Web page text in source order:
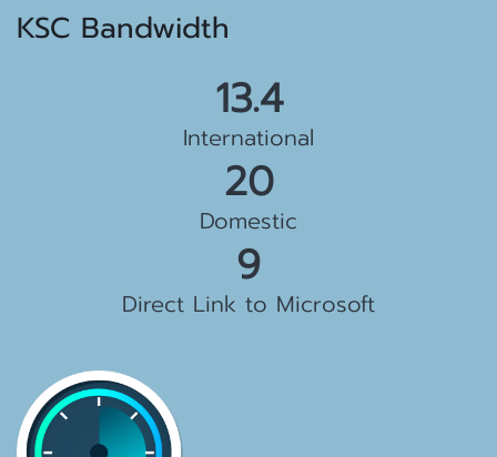
KSC Bandwidth
15.5 Gbps
International
23 Gbps
Domestic
10 Gbps
Direct Link to Microsoft